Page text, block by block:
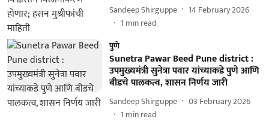
Sandeep Shirguppe
14 February 2026
1 min read
पुणे
Sunetra Pawar Beed Pune district :
उपमुख्यमंत्री सुनेत्रा पवार यांच्याकडे पुणे आणि
बीडचे पालकत्व, शासन निर्णय जारी
Sandeep Shirguppe
03 February 2026
1 min read